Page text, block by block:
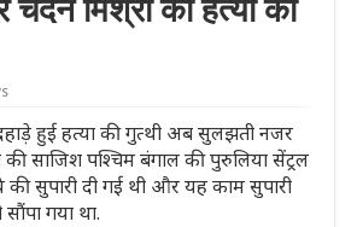
मिश्रा की हत्या की
हुई हत्या की गुत्थी अब सुलझती नजर
साजिश पश्चिम बंगाल की पुरुलिया सेंट्रल
सुपारी दी गई थी और यह काम सुपारी
गया था.